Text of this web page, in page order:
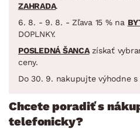
ZAHRADA.
6. 8. - 9. 8. - Zľava 15 % na
DOPLNKY.
POSLEDNÁ ŠANCAzískať
ceny.
Do 30. 9. nakupujte výhodne s
Chcete poradiť s
telefonicky?